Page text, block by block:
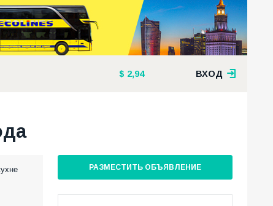
2,94 ВХОД
РАЗМЕСТИТЬ ОБЪЯВЛЕНИЕ